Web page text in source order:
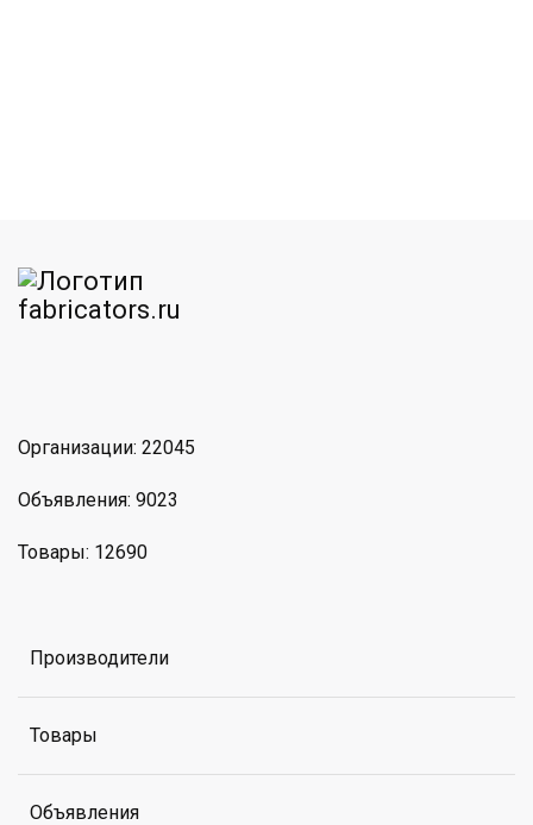
Организации: 22045
Объявления: 9023
Товары: 12690
Производители
Товары
Объявления